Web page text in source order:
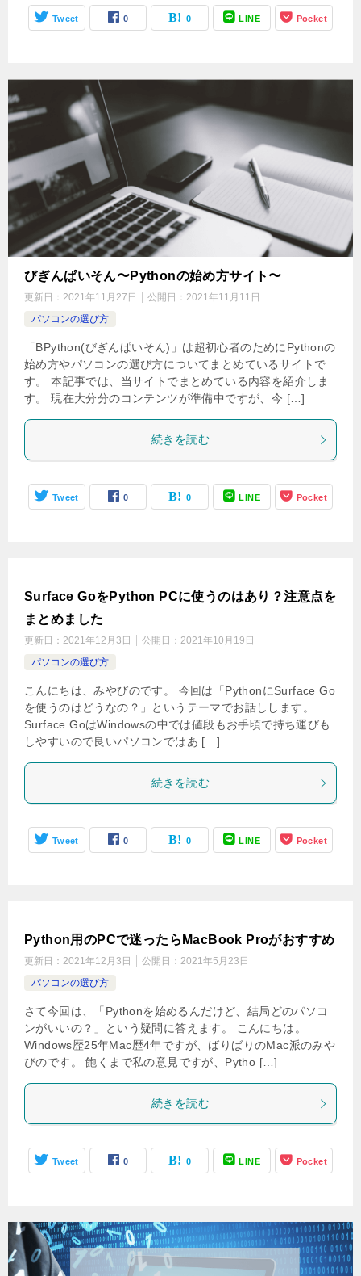
Tweet 0 0 LINE Pocket
びぎんぱいそん〜Pythonの始め方サイト〜
更新日： 2021年11月27日 公開日： 2021年11月11日
パソコンの選び方
「BPython(びぎんぱいそん)」は超初心者のためにPythonの
始め方やパソコンの選び方についてまとめているサイトで
す。 本記事では、当サイトでまとめている内容を紹介しま
す。 現在大分分のコンテンツが準備中ですが、今 […]
続きを読む
Tweet 0 0 LINE Pocket
Surface GoをPython PCに使うのはあり？注意点を
まとめました
更新日： 2021年12月3日 公開日： 2021年10月19日
パソコンの選び方
こんにちは、みやびのです。 今回は「PythonにSurface Go
を使うのはどうなの？」というテーマでお話しします。
Surface GoはWindowsの中では値段もお手頃で持ち運びも
しやすいので良いパソコンではあ […]
続きを読む
Tweet 0 0 LINE Pocket
Python用のPCで迷ったらMacBook Proがおすすめ
更新日： 2021年12月3日 公開日： 2021年5月23日
パソコンの選び方
さて今回は、「Pythonを始めるんだけど、結局どのパソコ
ンがいいの？」という疑問に答えます。 こんにちは。
Windows歴25年Mac歴4年ですが、ばりばりのMac派のみや
びのです。 飽くまで私の意見ですが、Pytho […]
続きを読む
Tweet 0 0 LINE Pocket